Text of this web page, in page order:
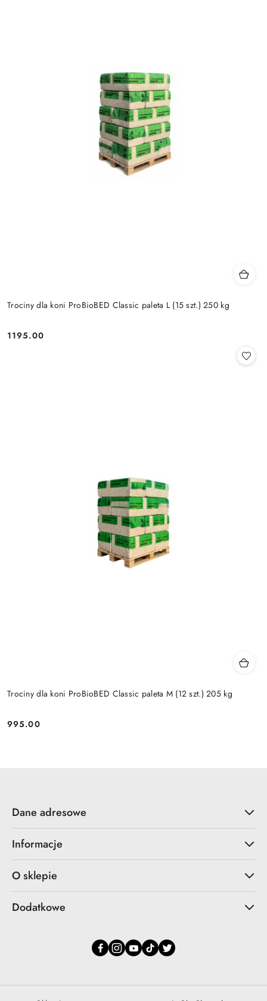
Trociny dla koni ProBioBED Classic paleta L (15 szt.) 250 kg
Cena:
1195.00
Trociny dla koni ProBioBED Classic paleta M (12 szt.) 205 kg
Cena:
995.00
Dane adresowe
Informacje
O sklepie
Dodatkowe